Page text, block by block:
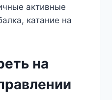
активные
катание на
на